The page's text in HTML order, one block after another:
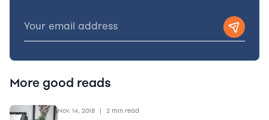
More good reads
Nov. 14, 2018 | 2 min read